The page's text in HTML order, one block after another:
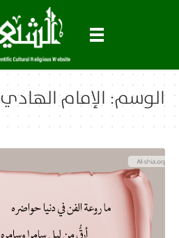
الوسم: الإمام الهادي